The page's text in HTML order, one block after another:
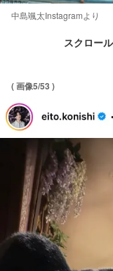
中島颯太Instagramより
スクロー
( 画像5/53 )